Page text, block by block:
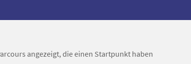
angezeigt, die einen Startpunkt haben